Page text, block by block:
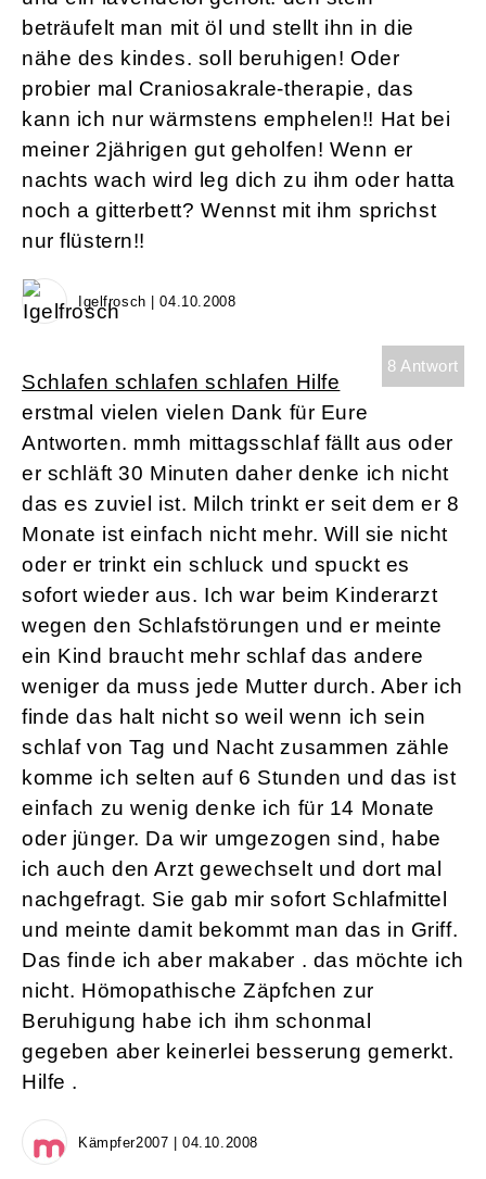
beträufelt man mit öl und stellt ihn in die
nähe des kindes. soll beruhigen! Oder
probier mal Craniosakrale-therapie, das
kann ich nur wärmstens emphelen!! Hat bei
meiner 2jährigen gut geholfen! Wenn er
nachts wach wird leg dich zu ihm oder hatta
noch a gitterbett? Wennst mit ihm sprichst
nur flüstern!!
Igelfrosch | 04.10.2008
8 Antwort
Schlafen schlafen schlafen Hilfe
erstmal vielen vielen Dank für Eure
Antworten. mmh mittagsschlaf fällt aus oder
er schläft 30 Minuten daher denke ich nicht
das es zuviel ist. Milch trinkt er seit dem er 8
Monate ist einfach nicht mehr. Will sie nicht
oder er trinkt ein schluck und spuckt es
sofort wieder aus. Ich war beim Kinderarzt
wegen den Schlafstörungen und er meinte
ein Kind braucht mehr schlaf das andere
weniger da muss jede Mutter durch. Aber ich
finde das halt nicht so weil wenn ich sein
schlaf von Tag und Nacht zusammen zähle
komme ich selten auf 6 Stunden und das ist
einfach zu wenig denke ich für 14 Monate
oder jünger. Da wir umgezogen sind, habe
ich auch den Arzt gewechselt und dort mal
nachgefragt. Sie gab mir sofort Schlafmittel
und meinte damit bekommt man das in Griff.
Das finde ich aber makaber . das möchte ich
nicht. Hömopathische Zäpfchen zur
Beruhigung habe ich ihm schonmal
gegeben aber keinerlei besserung gemerkt.
Hilfe .
Kämpfer2007 | 04.10.2008